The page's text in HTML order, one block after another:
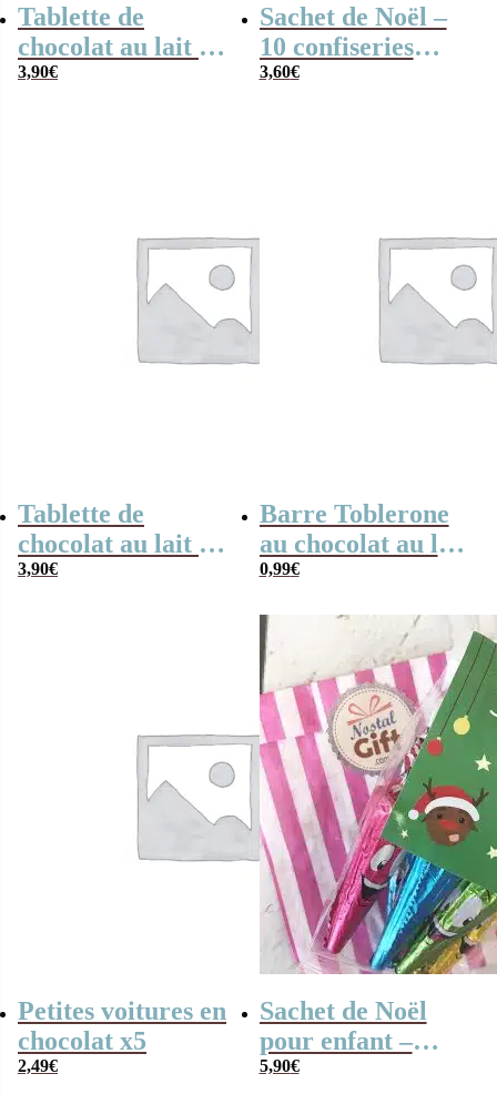
Tablette de
chocolat au lait –
“Papa, je t’aime
3,90€
Sachet de Noël –
10 confiseries
pour enfant
3,60€
Tablette de
chocolat au lait –
“Je t’aime plus
3,90€
Barre Toblerone
au chocolat au lait
– 35g
0,99€
Petites voitures en
chocolat x5
2,49€
Sachet de Noël
pour enfant –
Parapluie au
5,90€